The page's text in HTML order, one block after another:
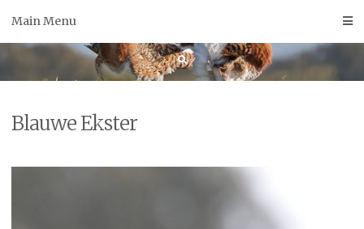
Main Menu
Blauwe Ekster